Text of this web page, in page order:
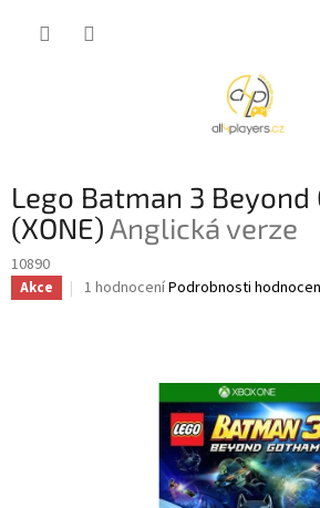
Lego Batman 3 Beyond
(XONE)Anglická verze
10890
Akce
Průměrné
1 hodnoceníPodrobnosti